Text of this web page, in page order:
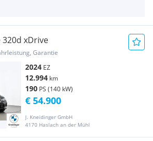
320d xDrive
Garantie
2024 EZ
12.994 km
190 PS (140 kW)
J. Kneidinger GmbH
4170 Haslach an der Mühl
€ 54.900